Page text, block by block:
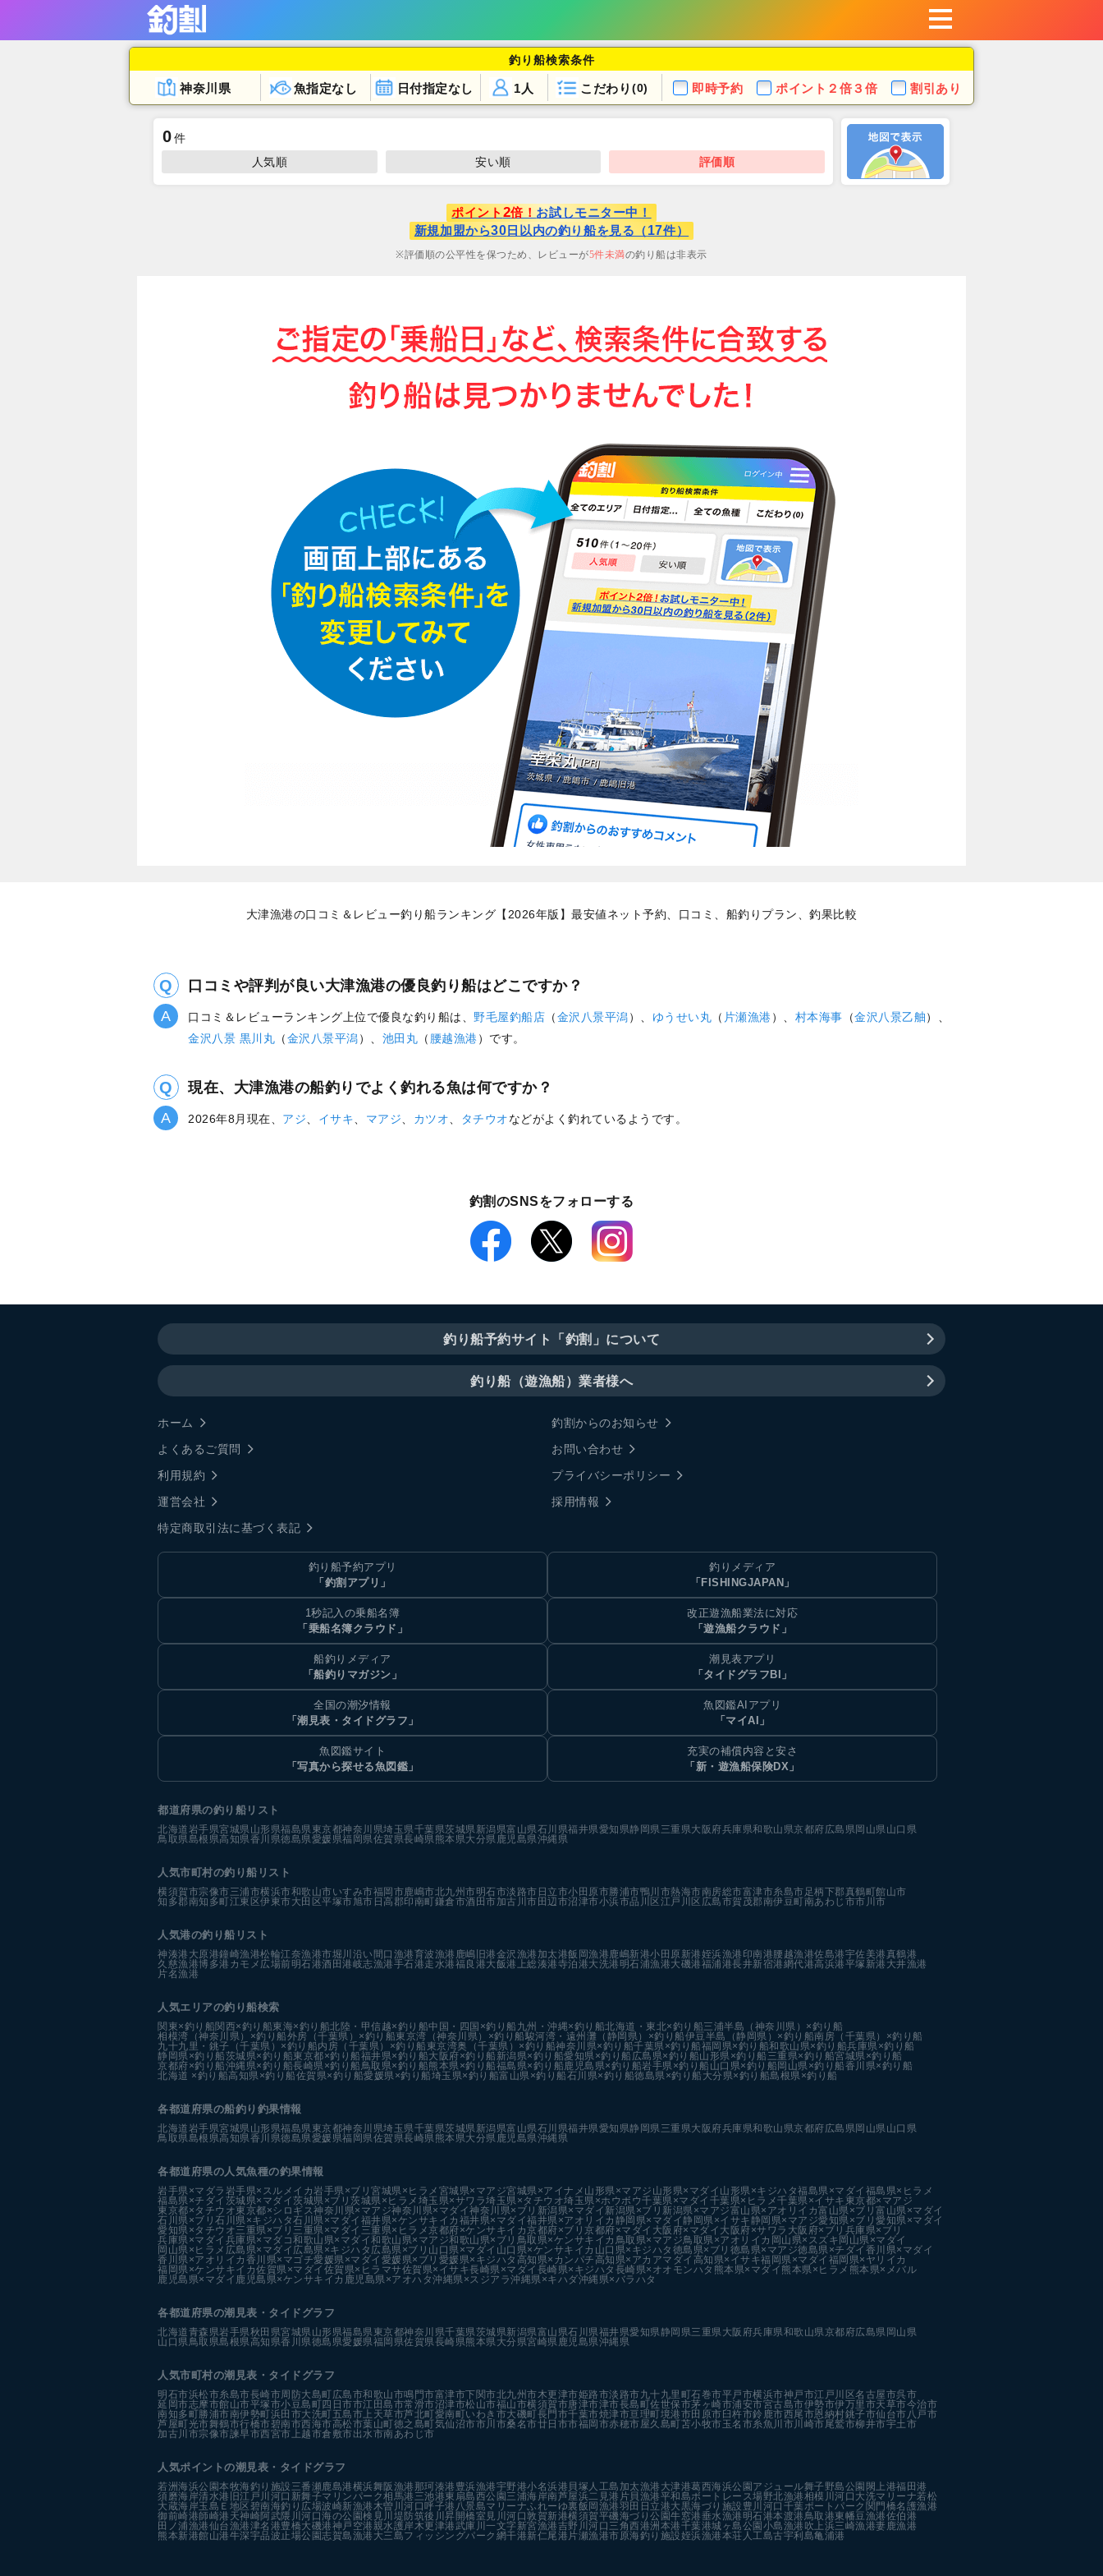
釣り船検索条件
神奈川県 魚指定なし 日付指定なし こだわり (0)
1人 即時予約 ポイント ２倍３倍 割引あり
0件
人気順
安い順 評価順
ポイント 2倍！ お試しモニター中！
新規加盟から30 日以内の釣り船を見る（17件）
評価順の公平性を保つため、レビューが5件未満の釣り船は非表示
大津漁港の口コミ＆レビュー釣り船ランキング【2026年版】最安値ネット予約、口コミ、船釣りプラン、釣果比較
口コミや評判が良い大津漁港の優良釣り船はどこですか？
口コミ＆レビューランキング上位で優良な釣り船は、 野毛屋釣船店 （金沢八景平潟）、 ゆうせい丸 （ 片瀬漁港）、 村本海事 （金沢八景乙舳）、
金沢八景 黒川丸 （金沢八景平潟）、 池田丸 （ 腰越漁港）です。
現在、大津漁港の船釣りでよく釣れる魚は何ですか？
2026年8月現在、 アジ、 イサキ、 マアジ、 カツオ、 タチウオなどがよく釣れているようです。
釣割のSNSをフォローする
釣り船予約サイト「釣割」について
釣り船（遊漁船）業者様へ
ホーム
釣割からのお知らせ
よくあるご質問
お問い合わせ
利用規約
プライバシーポリシー
運営会社
採用情報
特定商取引法に基づく表記
釣り船予約アプリ
「釣割アプリ」
釣りメディア
「FISHINGJAPAN」
1秒記入の乗船名簿
「乗船名簿クラウド」
改正遊漁船業法に対応
「遊漁船クラウド」
船釣りメディア
「船釣りマガジン」
潮見表アプリ
「タイドグラフBI」
全国の潮汐情報
「潮見表・タイドグラフ」
魚図鑑AIアプリ
「マイAI」
魚図鑑サイト
「写真から探せる魚図鑑」
充実の補償内容と安さ
「新・遊漁船保険DX」
都道府県の釣り船リスト
北海道岩手県宮城県山形県福島県東京都神奈川県埼玉県千葉県茨城県新潟県富山県石川県福井県愛知県静岡県三重県大阪府兵庫県和歌山県京都府広島県岡山県山口県
鳥取県島根県高知県香川県徳島県愛媛県福岡県佐賀県長崎県熊本県大分県鹿児島県沖縄県
人気市町村の釣り船リスト
横須賀市宗像市三浦市横浜市和歌山市いすみ市福岡市鹿嶋市北九州市明石市淡路市 日立市小田原市勝浦市鴨川市熱海市南房総市富津市糸島市足柄下郡真鶴町館山市
知多郡南知多町江東区伊東市大田区平塚市旭市 日高郡印南町鎌倉市酒田市加古川市 田辺市沼津市小浜市品川区 江戸川区 広島市賀茂郡南伊豆町南あわじ市市川市
人気港の釣り船リスト
神湊港 大原港鐘崎漁港松輪江奈漁港市堀川沿い 間口漁港育波漁港 鹿嶋旧港金沢漁港 加太港飯岡漁港鹿嶋新港小田原新港姪浜漁港 印南港 腰越漁港佐島港宇佐美港真鶴港
久慈漁港博多港カモメ広場前明石港酒田港岐志漁港手石港走水港福良港大飯港 上総湊港寺泊港大洗港 明石浦漁港大磯港福浦港長井新宿港網代港高浜港平塚新港 大井漁港
片名漁港
人気エリアの釣り船検索
関東×釣り船関西×釣り船東海×釣り船北陸・甲信越×釣り船中国・四国×釣り船 九州・沖縄×釣り船北海道・東北×釣り船三浦半島（神奈川県）×釣り船
相模湾（神奈川県）×釣り船外房（千葉県）×釣り船東京湾（神奈川県）×釣り船駿河湾・遠州灘（静岡県）×釣り船伊豆半島（静岡県）×釣り船南房（千葉県）×釣り船
九十九里・銚子（千葉県）×釣り船内房（千葉県）×釣り船 東京湾奥（千葉県）×釣り船神奈川県×釣り船千葉県×釣り船福岡県×釣り船和歌山県×釣り船兵庫県×釣り船
静岡県×釣り船茨城県×釣り船東京都×釣り船福井県×釣り船大阪府×釣り船 新潟県×釣り船愛知県×釣り船 広島県×釣り船山形県×釣り船 三重県×釣り船宮城県×釣り船
京都府×釣り船沖縄県×釣り船長崎県×釣り船鳥取県×釣り船熊本県×釣り船福島県×釣り船鹿児島県×釣り船岩手県×釣り船 山口県×釣り船 岡山県×釣り船香川県×釣り船
北海道 ×釣り船高知県×釣り船佐賀県×釣り船愛媛県×釣り船埼玉県×釣り船富山県×釣り船石川県×釣り船徳島県×釣り船 大分県×釣り船島根県×釣り船
各都道府県の船釣り釣果情報
北海道岩手県宮城県山形県福島県東京都神奈川県埼玉県千葉県茨城県新潟県富山県石川県福井県愛知県静岡県三重県大阪府兵庫県和歌山県京都府広島県岡山県山口県
鳥取県島根県高知県香川県徳島県愛媛県福岡県佐賀県長崎県熊本県大分県鹿児島県沖縄県
各都道府県の人気魚種の釣果情報
岩手県×マダラ 岩手県×スルメイカ岩手県×ブリ 宮城県×ヒラメ 宮城県×マアジ宮城県×アイナメ 山形県×マアジ 山形県×マダイ 山形県×キジハタ福島県×マダイ 福島県×ヒラメ
福島県×チダイ 茨城県×マダイ茨城県×ブリ 茨城県×ヒラメ 埼玉県×サワラ埼玉県×タチウオ埼玉県×ホウボウ千葉県×マダイ 千葉県×ヒラメ千葉県×イサキ 東京都×マアジ
東京都×タチウオ東京都×シロギス神奈川県×マアジ神奈川県×マダイ神奈川県×ブリ 新潟県×マダイ 新潟県×ブリ 新潟県×マアジ富山県×アオリイカ富山県×ブリ 富山県×マダイ
石川県×ブリ 石川県×キジハタ石川県×マダイ 福井県×ケンサキイカ 福井県×マダイ福井県×アオリイカ 静岡県×マダイ 静岡県×イサキ 静岡県×マアジ愛知県×ブリ 愛知県×マダイ
愛知県×タチウオ三重県×ブリ 三重県×マダイ 三重県×ヒラメ京都府×ケンサキイカ京都府×ブリ 京都府×マダイ 大阪府×マダイ 大阪府×サワラ 大阪府×ブリ 兵庫県×ブリ
兵庫県×マダイ 兵庫県×マダコ和歌山県×マダイ和歌山県×マアジ和歌山県×ブリ 鳥取県×ケンサキイカ 鳥取県×マアジ鳥取県×アオリイカ 岡山県×スズキ 岡山県×マダイ
岡山県×ヒラメ 広島県×マダイ 広島県×キジハタ 広島県×ブリ 山口県×マダイ 山口県×ケンサキイカ 山口県×キジハタ 徳島県×ブリ 徳島県×マアジ徳島県×チダイ 香川県×マダイ
香川県×アオリイカ 香川県×マゴチ愛媛県×マダイ 愛媛県×ブリ 愛媛県×キジハタ 高知県×カンパチ高知県×アカアマダイ 高知県×イサキ福岡県×マダイ 福岡県×ヤリイカ
福岡県×ケンサキイカ佐賀県×マダイ 佐賀県×ヒラマサ佐賀県×イサキ長崎県×マダイ 長崎県×キジハタ 長崎県×オオモンハタ 熊本県×マダイ 熊本県×ヒラメ 熊本県×メバル
鹿児島県×マダイ 鹿児島県×ケンサキイカ 鹿児島県×アオハタ沖縄県×スジアラ沖縄県×キハダ沖縄県×バラハタ
各都道府県の潮見表 ・タイドグラフ
北海道青森県岩手県秋田県宮城県山形県福島県東京都神奈川県千葉県茨城県新潟県富山県石川県福井県愛知県静岡県三重県大阪府兵庫県和歌山県京都府広島県 岡山県
山口県鳥取県島根県高知県香川県徳島県愛媛県福岡県佐賀県長崎県熊本県大分県宮崎県鹿児島県沖縄県
人気市町村の潮見表・タイドグラフ
明石市浜松市糸島市長崎市周防大島町広島市和歌山市鳴門市富津市下関市北九州市木更津市姫路市淡路市九十九里町石巻市平戸市横浜市神戸市江戸川区名古屋市呉市
延岡市志摩市館山市平塚市小豆島町四日市市江田島市常滑市沼津市松山市福山市横須賀市唐津市津市長島町佐世保市茅ヶ崎市浦安市宮古島市伊勢市伊万里市天草市今治市
南知多町勝浦市南伊勢町浜田市大洗町五島市 上天草市芦北町愛南町いわき市大磯町長門市千葉市焼津市亘理町境港市田原市 臼杵市鈴鹿市西尾市恩納村銚子市仙台市八戸市
芦屋町光市舞鶴市行橋市碧南市西海市高松市葉山町徳之島町気仙沼市市川市桑名市廿日市市福岡市赤穂市屋久島町苫小牧市玉名市糸魚川市川崎市尾鷲市柳井市宇土市
加古川市宗像市諫早市西宮市 上越市倉敷市出水市南あわじ市
人気ポイントの潮見表・タイドグラフ
若洲海浜公園本牧海釣り施設 三番瀬鹿島港横浜舞阪漁港 那珂湊港 豊浜漁港宇野港小名浜港 貝塚人工島 加太漁港 大津港葛西海浜公園 アジュール舞子野島公園 閖上港福田港
須磨海岸清水港 旧江戸川河口 新舞子マリンパーク相馬港 三池港東扇島西公園 三浦海岸南芦屋浜二見港 片貝漁港平和島ボートレース場野北漁港相模川河口 大洗マリーナ若松
大蔵海岸玉島Ｅ地区 碧南海釣り広場波崎新漁港木曽川河口 呼子港 八景島マリーナふれーゆ裏飯岡漁港羽田 日立港大黒海づり施設 豊川河口 千葉ポートパーク 関門橋名護漁港
御前崎港師崎港 天神崎 阿武隈川河口海の公園検見川堤防筑後川昇開橋室見川河口敦賀新港横須賀平磯海づり公園牛窓港垂水漁港 明石港本渡港鳥取港東幡豆漁港佐伯港
田ノ浦漁港仙台漁港津名港豊橋大磯港神戸空港親水護岸木更津港武庫川一文字 新宮漁港吉野川河口 三角西港洲本港千葉港城ヶ島公園 小島漁港 吹上浜三崎漁港妻鹿漁港
熊本新港館山港牛深宇品波止場公園志賀島漁港 大三島フィッシングパーク 網干港新仁尾港 片瀬漁港市原海釣り施設姪浜漁港本荘人工島古宇利島亀浦港